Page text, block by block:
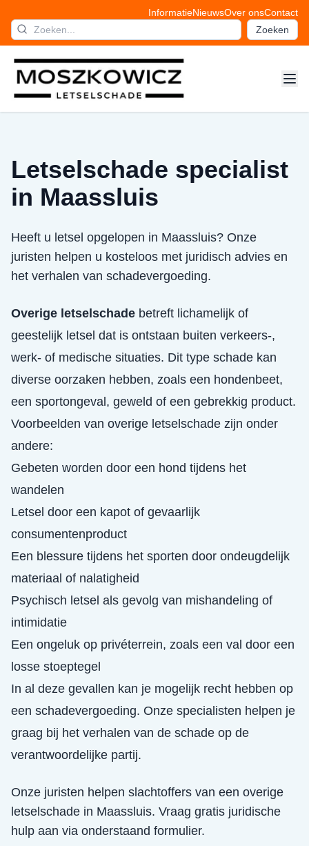
InformatieNieuwsOver onsContact
Zoeken
Letselschade specialist
in Maassluis
Heeft u letsel opgelopen in Maassluis? Onze
juristen helpen u kosteloos met juridisch advies en
het verhalen van schadevergoeding.
Overige letselschade betreft lichamelijk of
geestelijk letsel dat is ontstaan buiten verkeers-,
werk- of medische situaties. Dit type schade kan
diverse oorzaken hebben, zoals een hondenbeet,
een sportongeval, geweld of een gebrekkig product.
Voorbeelden van overige letselschade zijn onder
andere:
Gebeten worden door een hond tijdens het
wandelen
Letsel door een kapot of gevaarlijk
consumentenproduct
Een blessure tijdens het sporten door ondeugdelijk
materiaal of nalatigheid
Psychisch letsel als gevolg van mishandeling of
intimidatie
Een ongeluk op privéterrein, zoals een val door een
losse stoeptegel
In al deze gevallen kan je mogelijk recht hebben op
een schadevergoeding. Onze specialisten helpen je
graag bij het verhalen van de schade op de
verantwoordelijke partij.
Onze juristen helpen slachtoffers van een overige
letselschade in Maassluis. Vraag gratis juridische
hulp aan via onderstaand formulier.